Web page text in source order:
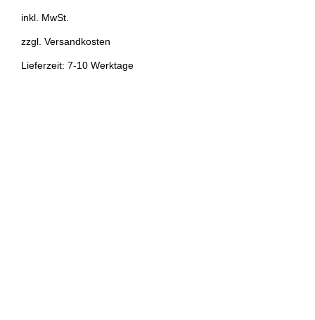
inkl. MwSt.
zzgl. Versandkosten
Lieferzeit: 7-10 Werktage